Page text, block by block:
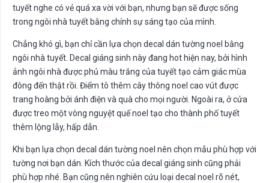
tuyết nghe có vẻ quá xa vời với bạn, nhưng bạn sẽ được sống
trong ngôi nhà tuyết bằng chính sự sáng tạo của mình.
Chẳng khó gì, bạn chỉ cần lựa chọn decal dán tường noel bằng
ngôi nhà tuyết. Decal giáng sinh này đang hot hiện nay, bởi hình
ảnh ngôi nhà được phủ màu trắng của tuyết tạo cảm giác mùa
đông đến thật rồi. Điểm tô thêm cây thông noel cao vút được
trang hoàng bởi ánh điện và quà cho mọi người. Ngoài ra, ở cửa
được treo một vòng nguyệt quế noel tạo cho thành phố tuyết
thêm lộng lẫy, hấp dẫn.
Khi bạn lựa chọn decal dán tường noel nên chọn mẫu phù hợp với
tường nơi bạn dán. Kích thước của decal giáng sinh cũng phải
phù hợp nhé. Bạn cũng nên nghiên cứu loại decal noel rõ nét,